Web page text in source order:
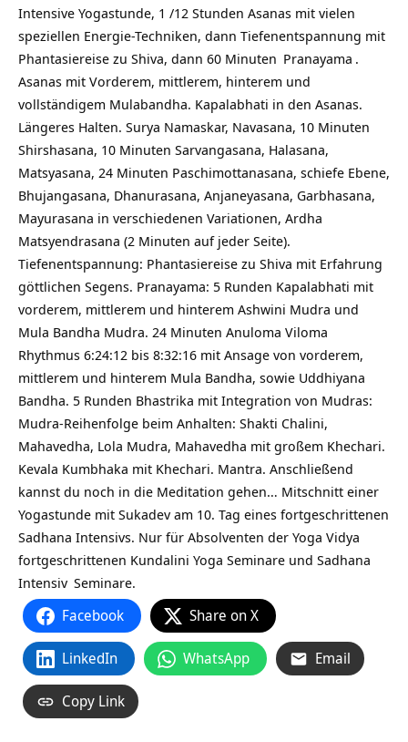
Intensive Yogastunde, 1 /12 Stunden Asanas mit vielen
speziellen Energie-Techniken, dann Tiefenentspannung mit
Phantasiereise zu Shiva, dann 60 Minuten Pranayama .
Asanas mit Vorderem, mittlerem, hinterem und
vollständigem Mulabandha. Kapalabhati in den Asanas.
Längeres Halten. Surya Namaskar, Navasana, 10 Minuten
Shirshasana, 10 Minuten Sarvangasana, Halasana,
Matsyasana, 24 Minuten Paschimottanasana, schiefe Ebene,
Bhujangasana, Dhanurasana, Anjaneyasana, Garbhasana,
Mayurasana in verschiedenen Variationen, Ardha
Matsyendrasana (2 Minuten auf jeder Seite).
Tiefenentspannung: Phantasiereise zu Shiva mit Erfahrung
göttlichen Segens. Pranayama: 5 Runden Kapalabhati mit
vorderem, mittlerem und hinterem Ashwini Mudra und
Mula Bandha Mudra. 24 Minuten Anuloma Viloma
Rhythmus 6:24:12 bis 8:32:16 mit Ansage von vorderem,
mittlerem und hinterem Mula Bandha, sowie Uddhiyana
Bandha. 5 Runden Bhastrika mit Integration von Mudras:
Mudra-Reihenfolge beim Anhalten: Shakti Chalini,
Mahavedha, Lola Mudra, Mahavedha mit großem Khechari.
Kevala Kumbhaka mit Khechari. Mantra. Anschließend
kannst du noch in die Meditation gehen… Mitschnitt einer
Yogastunde mit Sukadev am 10. Tag eines fortgeschrittenen
Sadhana Intensivs. Nur für Absolventen der Yoga Vidya
fortgeschrittenen Kundalini Yoga Seminare und Sadhana
Intensiv Seminare.
Facebook Share on X
LinkedIn WhatsApp Email
Copy Link